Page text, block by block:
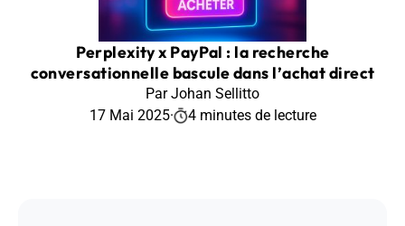
Perplexity x PayPal : la recherche
conversationnelle bascule dans l’achat direct
Par Johan Sellitto
17 Mai 2025· 4 minutes de lecture